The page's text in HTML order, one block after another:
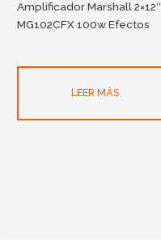
Amplificador Marshall 2×12″
MG102CFX 100w Efectos
LEER MÁS